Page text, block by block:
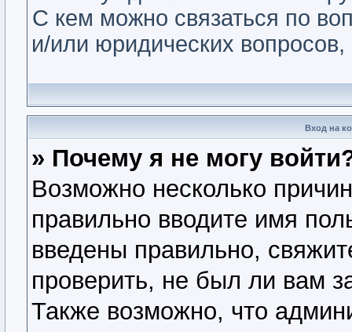
С кем можно связаться по
и/или юридических
Вход на
» Почему я не могу
Возможно несколько
правильно вводите имя
введены правильно,
проверить, не был ли вам
Также возможно, что